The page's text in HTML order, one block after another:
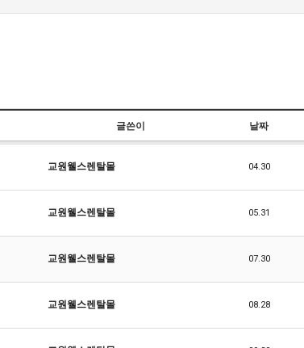
글쓴이 날짜
교원웰스렌탈몰 04.30
교원웰스렌탈몰 05.31
교원웰스렌탈몰 07.30
교원웰스렌탈몰 08.28